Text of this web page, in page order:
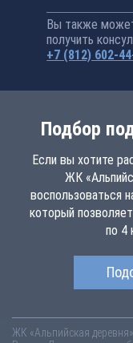
Вы также
получить
+7 (812) 602-
Подбор
Если вы хотите
ЖК
воспользоваться
который
по 4
ЖК «Альпийская деревня»